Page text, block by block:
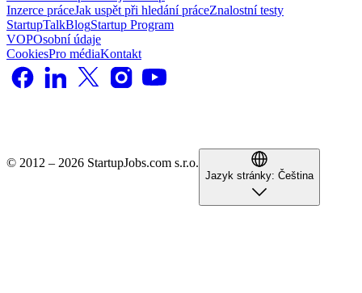
Inzerce práceJak uspět při hledání práceZnalostní testy
StartupTalkBlogStartup Program
VOPOsobní údaje
CookiesPro médiaKontakt
© 2012 – 2026 StartupJobs.com s.r.o.
Jazyk stránky: Čeština